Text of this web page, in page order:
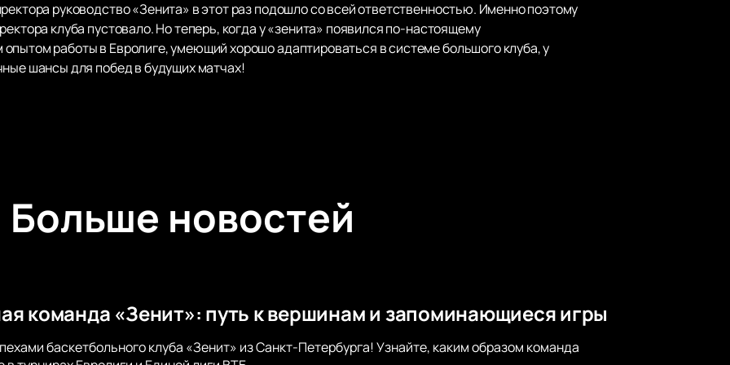
руководство «Зенита» в этот раз подошло со всей ответственностью. Именно поэтому
клуба пустовало. Но теперь, когда у «зенита» появился по-настоящему
работы в Евролиге, умеющий хорошо адаптироваться в системе большого клуба, у
шансы для побед в будущих матчах!
Больше новостей
команда «Зенит»: путь к вершинам и запоминающиеся игры
баскетбольного клуба «Зенит» из Санкт-Петербурга! Узнайте, каким образом команда